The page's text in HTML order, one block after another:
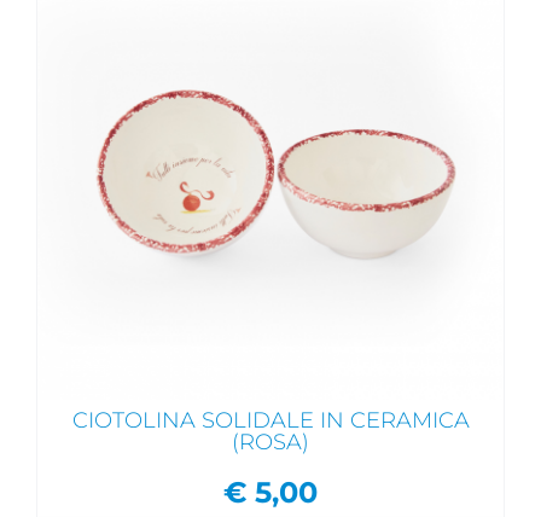
CIOTOLINA SOLIDALE IN CERAMICA
(ROSA)
€ 5,00